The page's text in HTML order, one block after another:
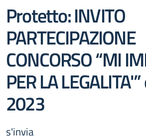
Protetto: INVITO
PARTECIPAZIONE
CONCORSO “MI
PER LA
2023
s'invia